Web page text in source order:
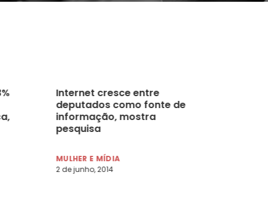
Internet cresce entre
deputados como fonte de
informação, mostra
pesquisa
MULHER E MÍDIA
2 de junho, 2014